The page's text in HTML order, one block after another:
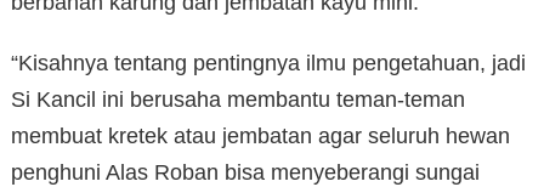
“Kisahnya tentang pentingnya ilmu pengetahuan, jadi
Si Kancil ini berusaha membantu teman-teman
membuat kretek atau jembatan agar seluruh hewan
penghuni Alas Roban bisa menyeberangi sungai